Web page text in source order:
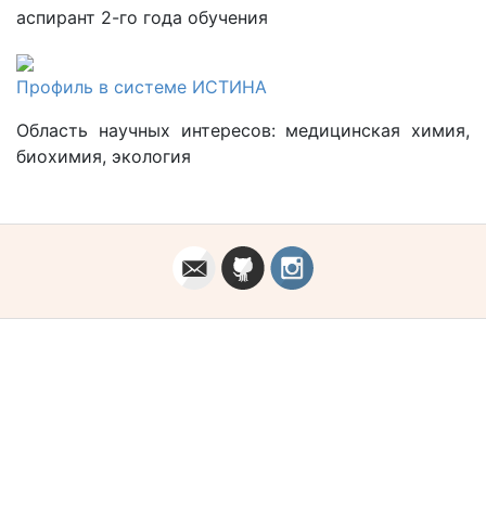
аспирант 2-го года обучения
Профиль в системе ИСТИНА
Область научных интересов: медицинская химия,
биохимия, экология